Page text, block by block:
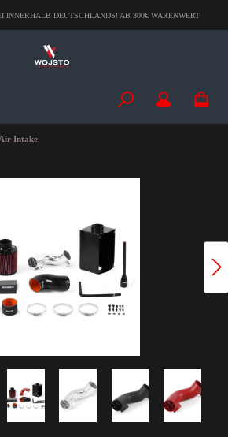
INNERHALB DEUTSCHLANDS! AB 300€ WARENWERT
Intake